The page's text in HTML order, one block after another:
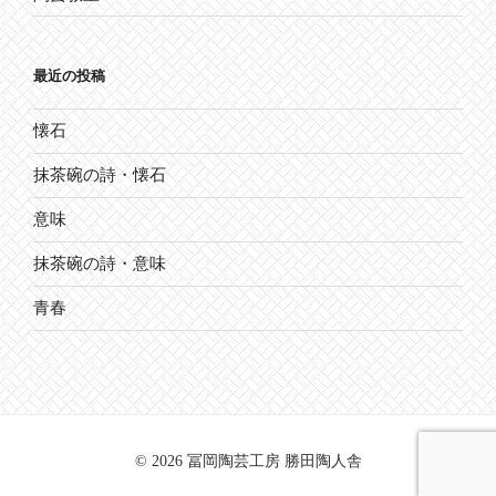
最近の投稿
懐石
抹茶碗の詩・懐石
意味
抹茶碗の詩・意味
青春
© 2026 冨岡陶芸工房 勝田陶人舎